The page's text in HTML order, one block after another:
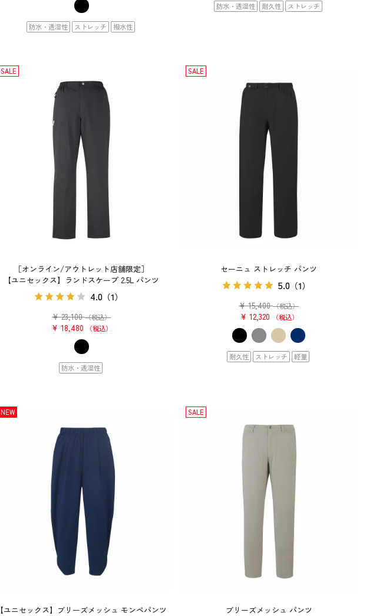
防水・透湿性 ストレッチ 撥水性
防水・透湿性 耐久性 ストレッチ
［オンライン/アウトレット店舗限定］
【ユニセックス】ランドスケープ 2.5L パンツ
4.0 （1）
¥ 23,100 （税込）
¥ 18,480 税込
SALE
防水・透湿性
セーニュ ストレッチ パンツ
5.0（1）
¥ 15,400 （税込）
¥ 12,320 税込
SALE
耐久性 ストレッチ 軽量
【ユニセックス】ブリーズメッシュ モンペパンツ
NEW
ブリーズメッシュ パンツ
SALE